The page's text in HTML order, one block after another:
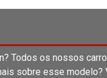
Todos os nossos
sobre esse